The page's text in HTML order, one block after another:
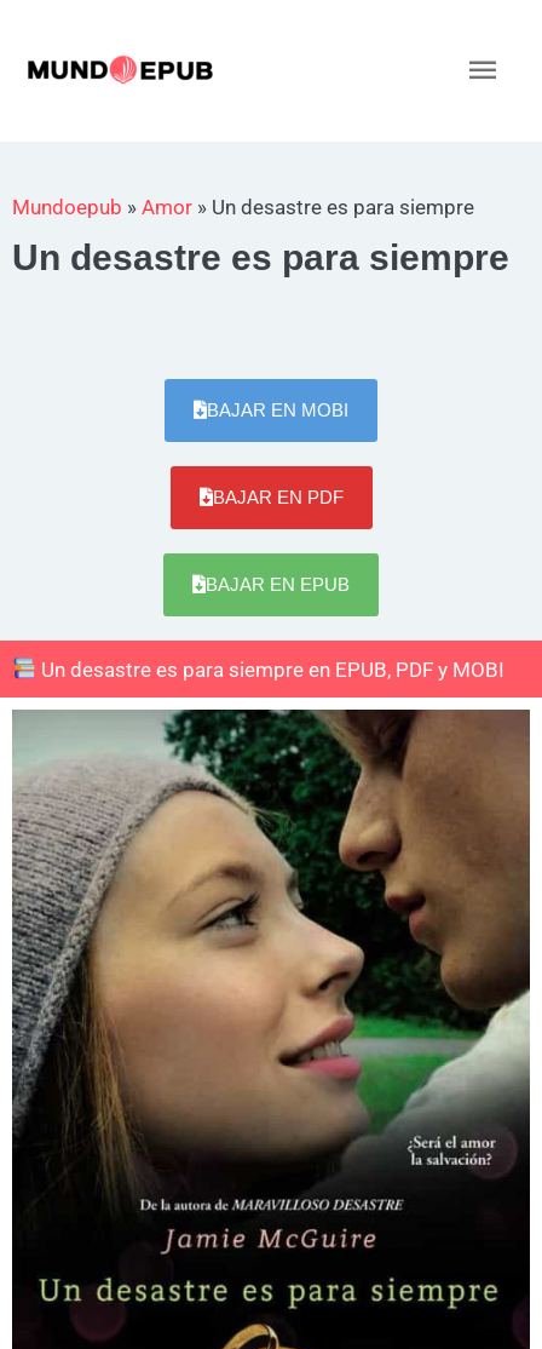
contenido
Mundoepub » Amor » Un desastre es para siempre
Un desastre es para siempre
BAJAR EN MOBI
BAJAR EN PDF
BAJAR EN EPUB
Un desastre es para siempre en EPUB, PDF y MOBI